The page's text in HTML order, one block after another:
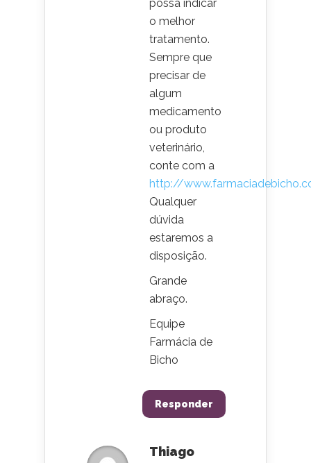
possa indicar
o melhor
tratamento.
Sempre que
precisar de
algum
medicamento
ou produto
veterinário,
conte com a
http://
Qualquer
dúvida
estaremos a
disposição.
Grande
abraço.
Equipe
Farmácia de
Bicho
Responder
Thiago